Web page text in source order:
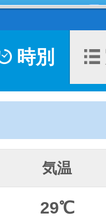
時別
気温
29℃